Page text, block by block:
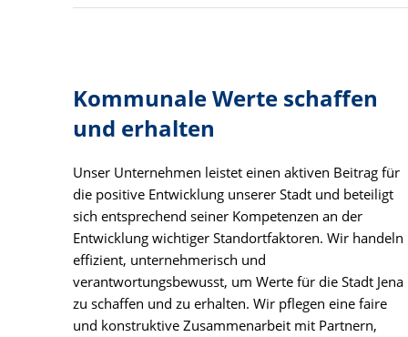
Kommunale Werte schaffen
und erhalten
Unser Unternehmen leistet einen aktiven Beitrag für
die positive Entwicklung unserer Stadt und beteiligt
sich entsprechend seiner Kompetenzen an der
Entwicklung wichtiger Standortfaktoren. Wir handeln
effizient, unternehmerisch und
verantwortungsbewusst, um Werte für die Stadt Jena
zu schaffen und zu erhalten. Wir pflegen eine faire
und konstruktive Zusammenarbeit mit Partnern,